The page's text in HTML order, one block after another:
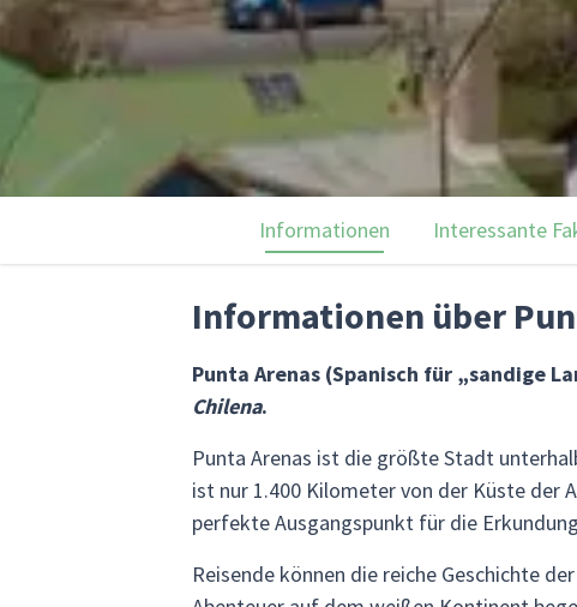
Informationen Interessante
Informationen über
Punta Arenas (Spanisch für „sandige
Chilena.
Punta Arenas ist die größte Stadt
ist nur 1.400 Kilometer von der Küste der
perfekte Ausgangspunkt für die
Reisende können die reiche Geschichte